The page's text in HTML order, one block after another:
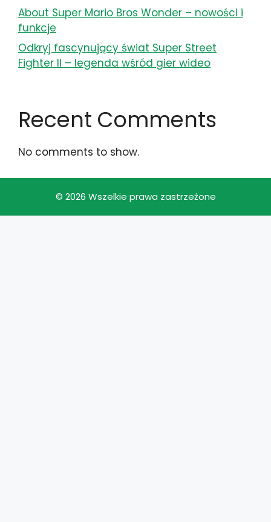
About Super Mario Bros Wonder – nowości i
funkcje
Odkryj fascynujący świat Super Street
Fighter II – legenda wśród gier wideo
Recent Comments
No comments to show.
© 2026 Wszelkie prawa zastrzeżone